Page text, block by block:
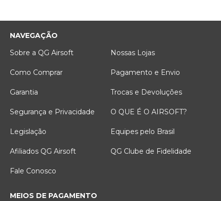
NAVEGAÇÃO
Sobre a QG Airsoft
Nossas Lojas
Como Comprar Pagamento e Envio
Garantia Trocas e Devoluções
Segurança e Privacidade O QUE É O AIRSOFT?
Legislação Equipes pelo Brasil
Afiliados QG Airsoft QG Clube de Fidelidade
Fale Conosco
MEIOS DE PAGAMENTO